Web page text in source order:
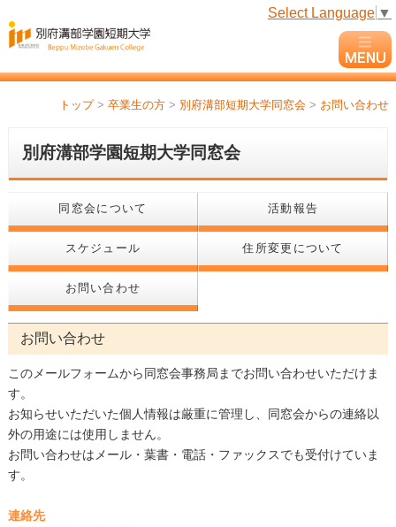
Select Language ▼
トップ > 卒業生の方 > 別府溝部短期大学同窓会 > お問い合わせ
別府溝部学園短期大学同窓会
同窓会について 活動報告
スケジュール 住所変更について
お問い合わせ
お問い合わせ
このメールフォームから同窓会事務局までお問い合わせいただけま
す。
お知らせいただいた個人情報は厳重に管理し、同窓会からの連絡以
外の用途には使用しません。
お問い合わせはメール・葉書・電話・ファックスでも受付けていま
す。
連絡先